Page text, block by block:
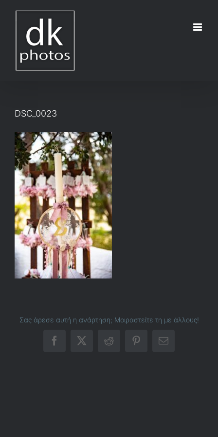
DSC_0023
Σας άρεσε αυτή η ανάρτηση; Μοιραστείτε τη με άλλους!
Facebook
X RedditPinterestEmail